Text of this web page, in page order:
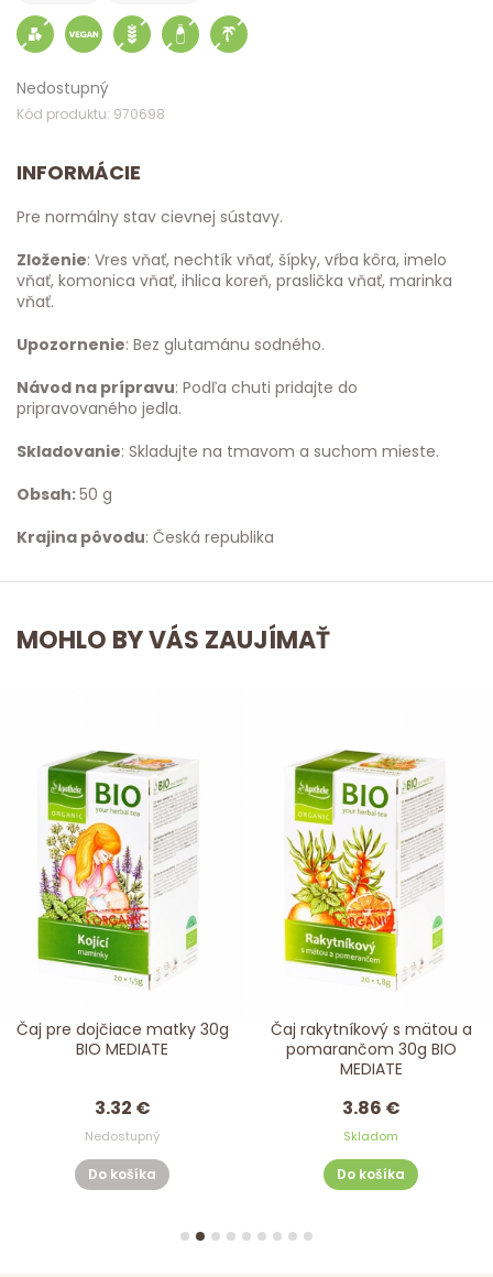
Nedostupný
Kód produktu: 970698
INFORMÁCIE
Pre normálny stav cievnej sústavy.
Zloženie: Vres vňať, nechtík vňať, šípky, vŕba kôra, imelo
vňať, komonica vňať, ihlica koreň, praslička vňať, marinka
vňať.
Upozornenie: Bez glutamánu sodného.
Návod na prípravu: Podľa chuti pridajte do
pripravovaného jedla.
Skladovanie: Skladujte na tmavom a suchom mieste.
Obsah:50 g
Krajina pôvodu: Česká republika
MOHLO BY VÁS ZAUJÍMAŤ
Čaj pre dojčiace matky 30g
BIO MEDIATE
3.32 €
Nedostupný
Do košíka
Čaj rakytníkový s mätou a
pomarančom 30g BIO
MEDIATE
3.86 €
Skladom
Do košíka